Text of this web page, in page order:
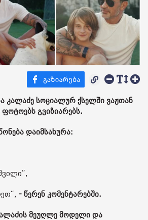
კალაძე სოციალურ ქსელში ვაჟთან
გვიზიარებს.
დაიმსახურა:
- წერენ კომენტარებში.
მეუღლე მოდელი და